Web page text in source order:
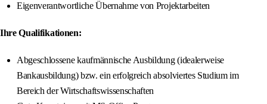
Eigenverantwortliche Übernahme von Projektarbeiten
Ihre Qualifikationen:
Abgeschlossene kaufmännische Ausbildung (idealerweise
Bankausbildung) bzw. ein erfolgreich absolviertes Studium im
Bereich der Wirtschaftswissenschaften